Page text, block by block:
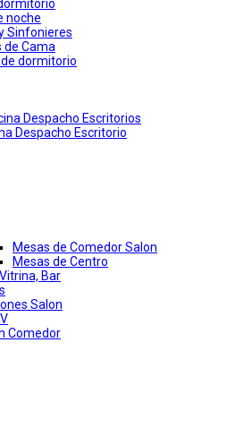
noche
Sinfonieres
de Cama
dormitorio
Despacho Escritorios
Despacho Escritorio
Mesas de Comedor Salon
Mesas de Centro
Bar
Salon
Comedor